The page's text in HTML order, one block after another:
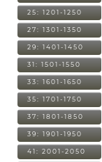
25: 1201-1250
27: 1301-1350
29: 1401-1450
31: 1501-1550
33: 1601-1650
35: 1701-1750
37: 1801-1850
39: 1901-1950
41: 2001-2050